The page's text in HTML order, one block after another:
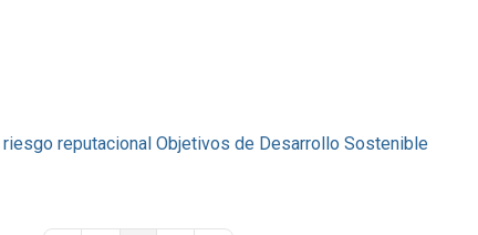
riesgo reputacional Objetivos de Desarrollo Sostenible